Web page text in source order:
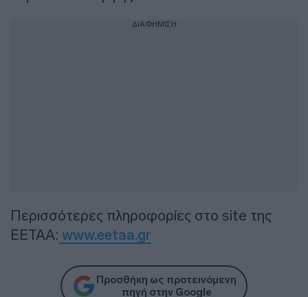
ΔΙΑΦΗΜΙΣΗ
Περισσότερες πληροφορίες στο site της
ΕΕΤΑΑ: www.eetaa.gr
Προσθήκη ως προτεινόμενη
πηγή στην Google